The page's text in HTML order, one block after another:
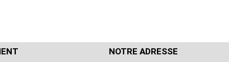
NOTRE ADRESSE